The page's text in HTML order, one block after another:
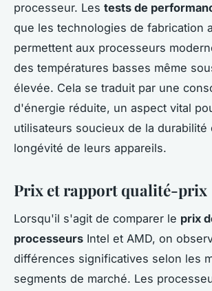
processeur. Les tests de
que les technologies de fabrication
permettent aux processeurs
des températures basses même
élevée. Cela se traduit par une
d'énergie réduite, un aspect vital
utilisateurs soucieux de la durabilité
longévité de leurs appareils.
Prix et rapport qualité-prix
Lorsqu'il s'agit de comparer le prix
processeurs Intel et AMD, on
différences significatives selon les
segments de marché. Les